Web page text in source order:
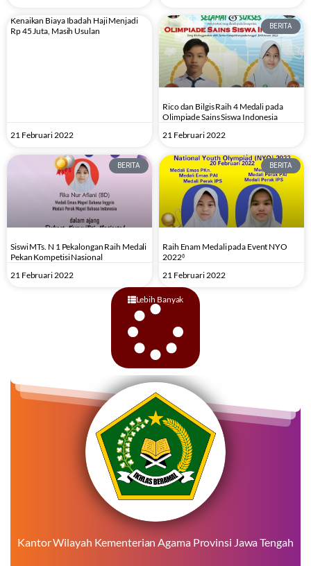
Kenaikan Biaya Ibadah Haji Menjadi
Rp 45 Juta, Masih Usulan
21 Februari 2022
BERITA
Rico dan Bilgis Raih 4 Medali pada
Olimpiade Sains Siswa Indonesia
21 Februari 2022
BERITA
Siswi MTs. N 1 Pekalongan Raih Medali
Pekan Kompetisi Nasional
21 Februari 2022
BERITA
Raih Enam Medali pada Event NYO
2022⁶
21 Februari 2022
Lebih Banyak
Kantor Wilayah Kementerian Agama Provinsi Jawa Tengah